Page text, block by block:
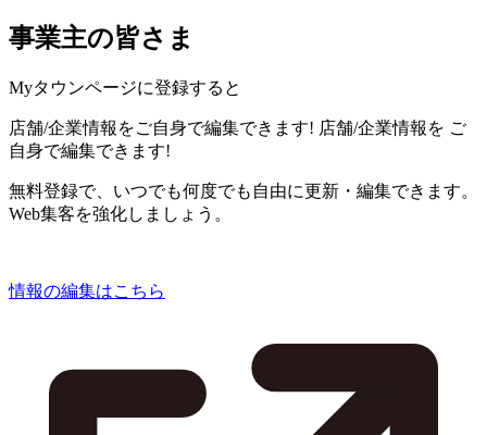
事業主の皆さま
Myタウンページに登録すると
店舗/企業情報をご自身で編集できます! 店舗/企業情報を ご
自身で編集できます!
無料登録で、いつでも何度でも自由に更新・編集できます。
Web集客を強化しましょう。
情報の編集はこちら